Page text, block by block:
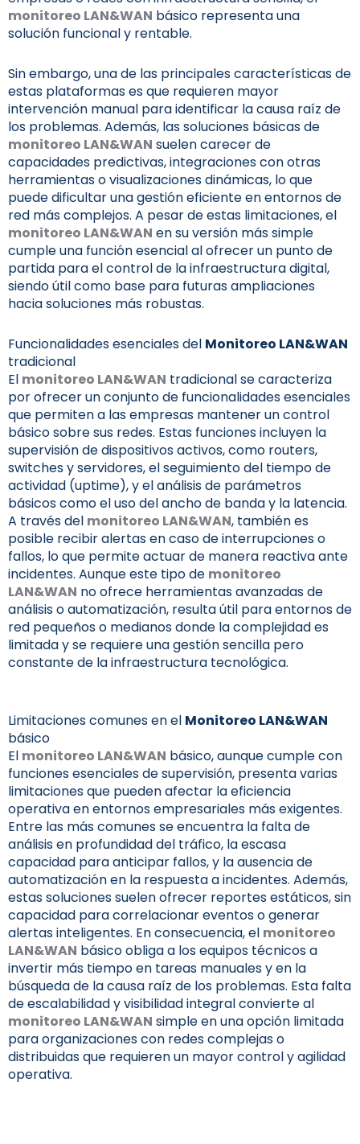
monitoreo LAN&WAN básico representa una
solución funcional y rentable.
Sin embargo, una de las principales características de
estas plataformas es que requieren mayor
intervención manual para identificar la causa raíz de
los problemas. Además, las soluciones básicas de
monitoreo LAN&WAN suelen carecer de
capacidades predictivas, integraciones con otras
herramientas o visualizaciones dinámicas, lo que
puede dificultar una gestión eficiente en entornos de
red más complejos. A pesar de estas limitaciones, el
monitoreo LAN&WAN en su versión más simple
cumple una función esencial al ofrecer un punto de
partida para el control de la infraestructura digital,
siendo útil como base para futuras ampliaciones
hacia soluciones más robustas.
Funcionalidades esenciales del Monitoreo LAN&WAN
tradicional
El monitoreo LAN&WAN tradicional se caracteriza
por ofrecer un conjunto de funcionalidades esenciales
que permiten a las empresas mantener un control
básico sobre sus redes. Estas funciones incluyen la
supervisión de dispositivos activos, como routers,
switches y servidores, el seguimiento del tiempo de
actividad (uptime), y el análisis de parámetros
básicos como el uso del ancho de banda y la latencia.
A través del monitoreo LAN&WAN, también es
posible recibir alertas en caso de interrupciones o
fallos, lo que permite actuar de manera reactiva ante
incidentes. Aunque este tipo de monitoreo
LAN&WAN no ofrece herramientas avanzadas de
análisis o automatización, resulta útil para entornos de
red pequeños o medianos donde la complejidad es
limitada y se requiere una gestión sencilla pero
constante de la infraestructura tecnológica.
Limitaciones comunes en el Monitoreo LAN&WAN
básico
El monitoreo LAN&WAN básico, aunque cumple con
funciones esenciales de supervisión, presenta varias
limitaciones que pueden afectar la eficiencia
operativa en entornos empresariales más exigentes.
Entre las más comunes se encuentra la falta de
análisis en profundidad del tráfico, la escasa
capacidad para anticipar fallos, y la ausencia de
automatización en la respuesta a incidentes. Además,
estas soluciones suelen ofrecer reportes estáticos, sin
capacidad para correlacionar eventos o generar
alertas inteligentes. En consecuencia, el monitoreo
LAN&WAN básico obliga a los equipos técnicos a
invertir más tiempo en tareas manuales y en la
búsqueda de la causa raíz de los problemas. Esta falta
de escalabilidad y visibilidad integral convierte al
monitoreo LAN&WAN simple en una opción limitada
para organizaciones con redes complejas o
distribuidas que requieren un mayor control y agilidad
operativa.